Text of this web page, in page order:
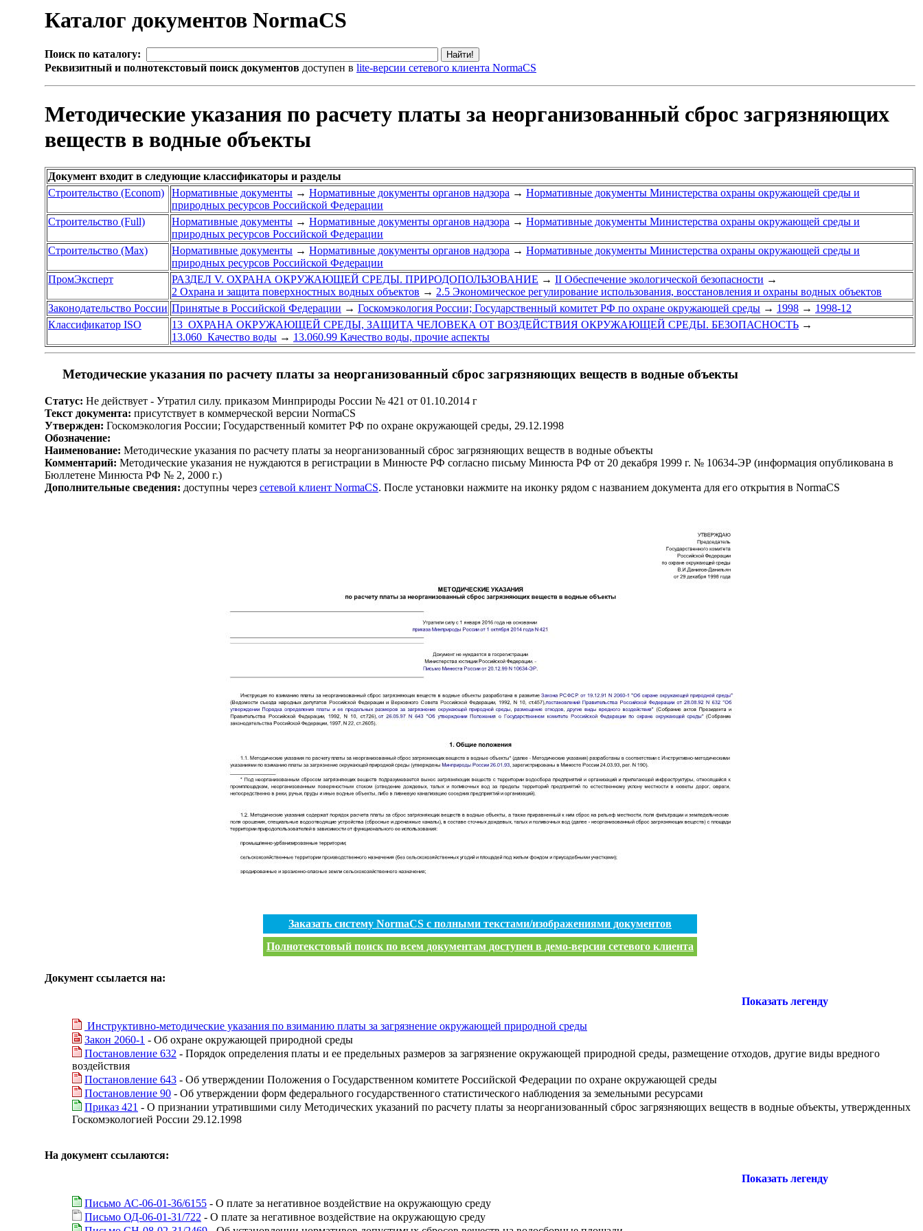
Каталог документов NormaCS
Поиск по каталогу:
Реквизитный и полнотекстовый поиск документов доступен в lite-версии сетевого клиента NormaCS
Методические указания по расчету платы за неорганизованный сброс загрязняющих
веществ в водные объекты
Документ входит в следующие классификаторы и разделы
Строительство (Econom)
Нормативные документы → Нормативные документы органов надзора → Нормативные документы Министерства охраны окружающей среды и
природных ресурсов Российской Федерации
Строительство (Full)
Нормативные документы → Нормативные документы органов надзора → Нормативные документы Министерства охраны окружающей среды и
природных ресурсов Российской Федерации
Строительство (Max)
Нормативные документы → Нормативные документы органов надзора → Нормативные документы Министерства охраны окружающей среды и
природных ресурсов Российской Федерации
ПромЭксперт
РАЗДЕЛ V. ОХРАНА ОКРУЖАЮЩЕЙ СРЕДЫ. ПРИРОДОПОЛЬЗОВАНИЕ → II Обеспечение экологической безопасности →
2 Охрана и защита поверхностных водных объектов → 2.5 Экономическое регулирование использования, восстановления и охраны водных объектов
Законодательство России Принятые в Российской Федерации → Госкомэкология России; Государственный комитет РФ по охране окружающей среды → 1998 → 1998-12
Классификатор ISO
13 ОХРАНА ОКРУЖАЮЩЕЙ СРЕДЫ, ЗАЩИТА ЧЕЛОВЕКА ОТ ВОЗДЕЙСТВИЯ ОКРУЖАЮЩЕЙ СРЕДЫ. БЕЗОПАСНОСТЬ →
13.060 Качество воды → 13.060.99 Качество воды, прочие аспекты
Методические указания по расчету платы за неорганизованный сброс загрязняющих веществ в водные объекты
Статус: Не действует - Утратил силу. приказом Минприроды России № 421 от 01.10.2014 г
Текст документа: присутствует в коммерческой версии NormaCS
Утвержден: Госкомэкология России; Государственный комитет РФ по охране окружающей среды, 29.12.1998
Обозначение:
Наименование: Методические указания по расчету платы за неорганизованный сброс загрязняющих веществ в водные объекты
Комментарий: Методические указания не нуждаются в регистрации в Минюсте РФ согласно письму Минюста РФ от 20 декабря 1999 г. № 10634-ЭР (информация опубликована в
Бюллетене Минюста РФ № 2, 2000 г.)
Дополнительные сведения: доступны через сетевой клиент NormaCS. После установки нажмите на иконку рядом с названием документа для его открытия в NormaCS
Заказать систему NormaCS с полными текстами/изображениями документов
Полнотекстовый поиск по всем документам доступен в демо-версии сетевого клиента
Документ ссылается на:
Показать легенду
Инструктивно-методические указания по взиманию платы за загрязнение окружающей природной среды
Закон 2060-1 - Об охране окружающей природной среды
Постановление 632 - Порядок определения платы и ее предельных размеров за загрязнение окружающей природной среды, размещение отходов, другие виды вредного
воздействия
Постановление 643 - Об утверждении Положения о Государственном комитете Российской Федерации по охране окружающей среды
Постановление 90 - Об утверждении форм федерального государственного статистического наблюдения за земельными ресурсами
Приказ 421 - О признании утратившими силу Методических указаний по расчету платы за неорганизованный сброс загрязняющих веществ в водные объекты, утвержденных
Госкомэкологией России 29.12.1998
На документ ссылаются:
Показать легенду
Письмо АС-06-01-36/6155 - О плате за негативное воздействие на окружающую среду
Письмо ОД-06-01-31/722 - О плате за негативное воздействие на окружающую среду